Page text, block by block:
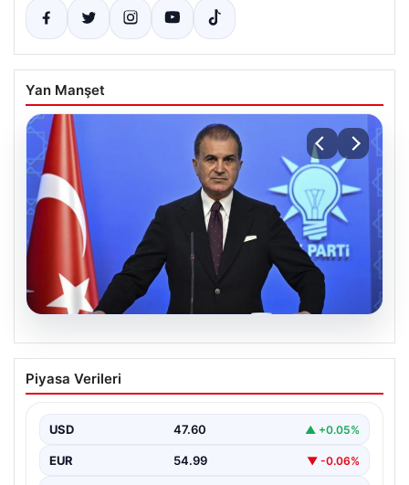
Yan Manşet
05.08.2026
Çerçeve yasa teklifi Meclis’te | AK Parti
Sözcüsü Çelik: İki yıllık sürecin en
Piyasa Verileri
USD 47.60 ▲ +0.05%
EUR 54.99 ▼ -0.06%